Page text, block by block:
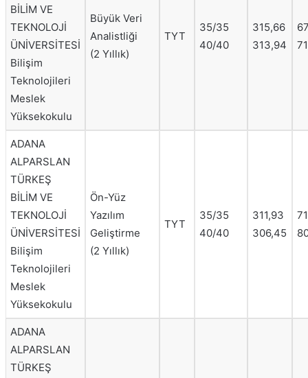
BİLİM VE
TEKNOLOJİ
ÜNİVERSİTESİ
Bilişim
Teknolojileri
Meslek
Yüksekokulu
Büyük Veri
Analistliği
(2 Yıllık)
TYT
35/35
40/40
315,66
313,94
ADANA
ALPARSLAN
TÜRKEŞ
BİLİM VE
TEKNOLOJİ
ÜNİVERSİTESİ
Bilişim
Teknolojileri
Meslek
Yüksekokulu
Ön-Yüz
Yazılım
Geliştirme
(2 Yıllık)
TYT
35/35
40/40
311,93
306,45
ADANA
ALPARSLAN
TÜRKEŞ